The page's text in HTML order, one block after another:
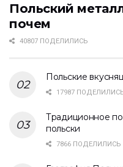
Польский
почем
40807 ПОДЕЛИЛИСЬ
Польские
17987
Традиционное
польски
7866 ПОДЕЛИЛИСЬ